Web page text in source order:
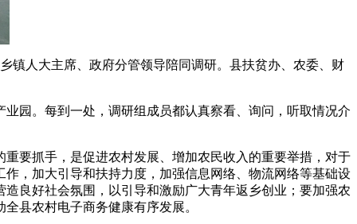
人大主席、政府分管领导陪同调研。县扶贫办、农委、财
园。每到一处，调研组成员都认真察看、询问，听取情况介
要抓手，是促进农村发展、增加农民收入的重要举措，对于
，加大引导和扶持力度，加强信息网络、物流网络等基础设
良好社会氛围，以引导和激励广大青年返乡创业；要加强农
县农村电子商务健康有序发展。